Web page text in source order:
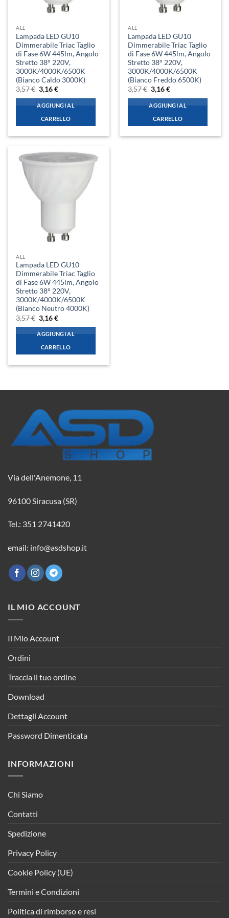
ALL
Lampada LED GU10
Dimmerabile Triac Taglio
di Fase 6W 445lm, Angolo
Stretto 38° 220V,
3000K/4000K/6500K
(Bianco Caldo 3000K)
3,57€ Il
prezzo
originale
era:
3,57 €.
3,16€Il
attuale
è:
3,16 €.
AGGIUNGI AL
CARRELLO
ALL
Lampada LED GU10
Dimmerabile Triac Taglio
di Fase 6W 445lm, Angolo
Stretto 38° 220V,
3000K/4000K/6500K
(Bianco Freddo 6500K)
3,57€ Il
prezzo
originale
era:
3,57 €.
3,16€Il
attuale
è:
3,16 €.
AGGIUNGI AL
CARRELLO
ALL
Lampada LED GU10
Dimmerabile Triac Taglio
di Fase 6W 445lm, Angolo
Stretto 38° 220V,
3000K/4000K/6500K
(Bianco Neutro 4000K)
3,57€ Il
prezzo
originale
era:
3,57 €.
3,16€Il
attuale
è:
3,16 €.
AGGIUNGI AL
CARRELLO
Via dell'Anemone, 11
96100 Siracusa (SR)
Tel.: 351 2741420
email: info@asdshop.it
IL MIO ACCOUNT
Il Mio Account
Ordini
Traccia il tuo ordine
Download
Dettagli Account
Password Dimenticata
INFORMAZIONI
Chi Siamo
Contatti
Spedizione
Privacy Policy
Cookie Policy (UE)
Termini e Condizioni
Politica di rimborso e resi